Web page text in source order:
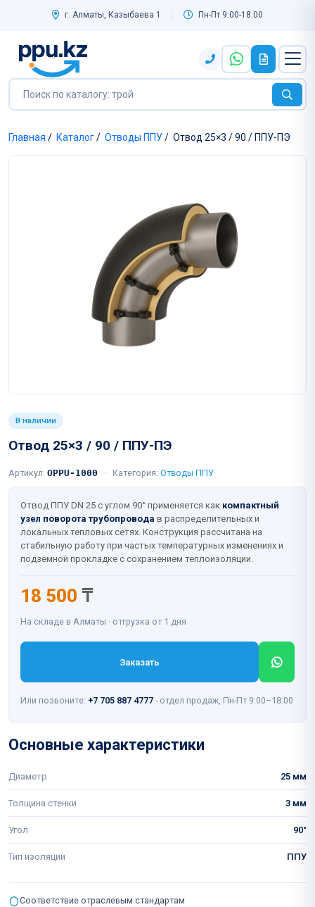
г. Алматы, Казыбаева 1 Пн-Пт 9:00-18:00
Главная / Каталог/ Отводы ППУ/ Отвод 25×3 / 90 / ППУ-ПЭ
В наличии
Отвод 25×3 / 90 / ППУ-ПЭ
Артикул: OPPU-1000 · Категория: Отводы ППУ
Отвод ППУ DN 25 с углом 90° применяется как компактный
узел поворота трубопровода в распределительных и
локальных тепловых сетях. Конструкция рассчитана на
стабильную работу при частых температурных изменениях и
подземной прокладке с сохранением теплоизоляции.
18 500 ₸
На складе в Алматы · отгрузка от 1 дня
Заказать
Или позвоните: +7 705 887 4777 - отдел продаж, Пн-Пт 9:00–18:00
Основные характеристики
Диаметр 25 мм
Толщина стенки 3 мм
Угол 90°
Тип изоляции ППУ
Соответствие отраслевым стандартам